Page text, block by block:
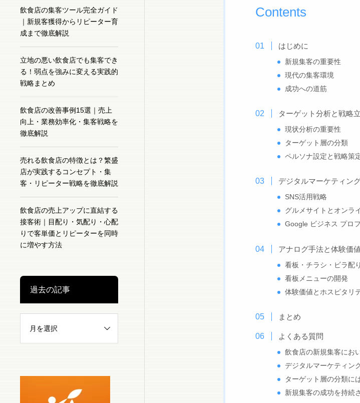
Contents
はじめに
新規集客の重要性
現代の集客環境
成功への道筋
ターゲット分析と戦略
現状分析の重要性
ターゲット層の分類
ペルソナ設定と戦略策
デジタルマーケティン
SNS活用戦略
グルメサイトとオンラ
Google ビジネス プロ
アナログ手法と体験価
看板・チラシ・ビラ配
看板メニューの開発
体験価値とホスピタリ
まとめ
よくある質問
飲食店の新規集客にお
デジタルマーケティン
ターゲット層の分類に
新規集客の成功を持続
飲食店の集客ツール完全ガイド
｜新規客獲得からリピーター育
成まで徹底解説
立地の悪い飲食店でも集客でき
る！弱点を強みに変える実践的
戦略まとめ
飲食店の改善事例15選｜売上
向上・業務効率化・集客戦略を
徹底解説
売れる飲食店の特徴とは？繁盛
店が実践するコンセプト・集
客・リピーター戦略を徹底解説
飲食店の売上アップに直結する
接客術｜目配り・気配り・心配
りで客単価とリピーターを同時
に増やす方法
過去の記事